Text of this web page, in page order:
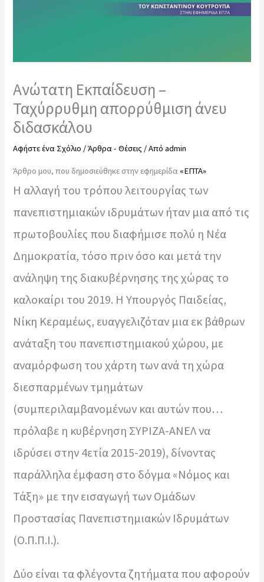
Ανώτατη Εκπαίδευση –
Ταχύρρυθμη απορρύθμιση άνευ
διδασκάλου
Αφήστε ένα Σχόλιο /Άρθρα - Θέσεις / Απόadmin
Άρθρο μου, που δημοσιεύθηκε στην εφημερίδα «ΕΠΤΑ»
Η αλλαγή του τρόπου λειτουργίας των
πανεπιστημιακών ιδρυμάτων ήταν μια από τις
πρωτοβουλίες που διαφήμισε πολύ η Νέα
Δημοκρατία, τόσο πριν όσο και μετά την
ανάληψη της διακυβέρνησης της χώρας το
καλοκαίρι του 2019. Η Υπουργός Παιδείας,
Νίκη Κεραμέως, ευαγγελιζόταν μια εκ βάθρων
ανάταξη του πανεπιστημιακού χώρου, με
αναμόρφωση του χάρτη των ανά τη χώρα
διεσπαρμένων τμημάτων
(συμπεριλαμβανομένων και αυτών που…
πρόλαβε η κυβέρνηση ΣΥΡΙΖΑ-ΑΝΕΛ να
ιδρύσει στην 4ετία 2015-2019), δίνοντας
παράλληλα έμφαση στο δόγμα «Νόμος και
Τάξη» με την εισαγωγή των Ομάδων
Προστασίας Πανεπιστημιακών Ιδρυμάτων
(Ο.Π.Π.Ι.).
Δύο είναι τα φλέγοντα ζητήματα που αφορούν